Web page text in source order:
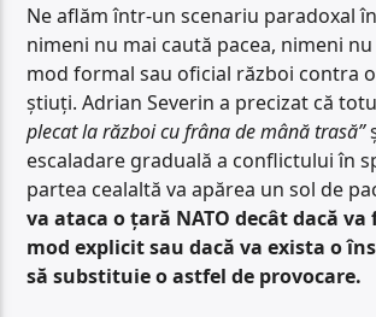
Ne aflăm într-un scenariu paradoxal
nimeni nu mai caută pacea, nimeni
mod formal sau oficial război contra
știuți. Adrian Severin a precizat că
plecat la război cu frâna de mână trasă”
escaladare graduală a conflictului în
partea cealaltă va apărea un sol de
va ataca o țară NATO decât dacă
mod explicit sau dacă va exista o
să substituie o astfel de provocare.